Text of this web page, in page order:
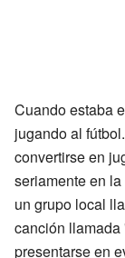
Cuando estaba
jugando al
convertirse en
seriamente en
un grupo local
canción llamada
presentarse en